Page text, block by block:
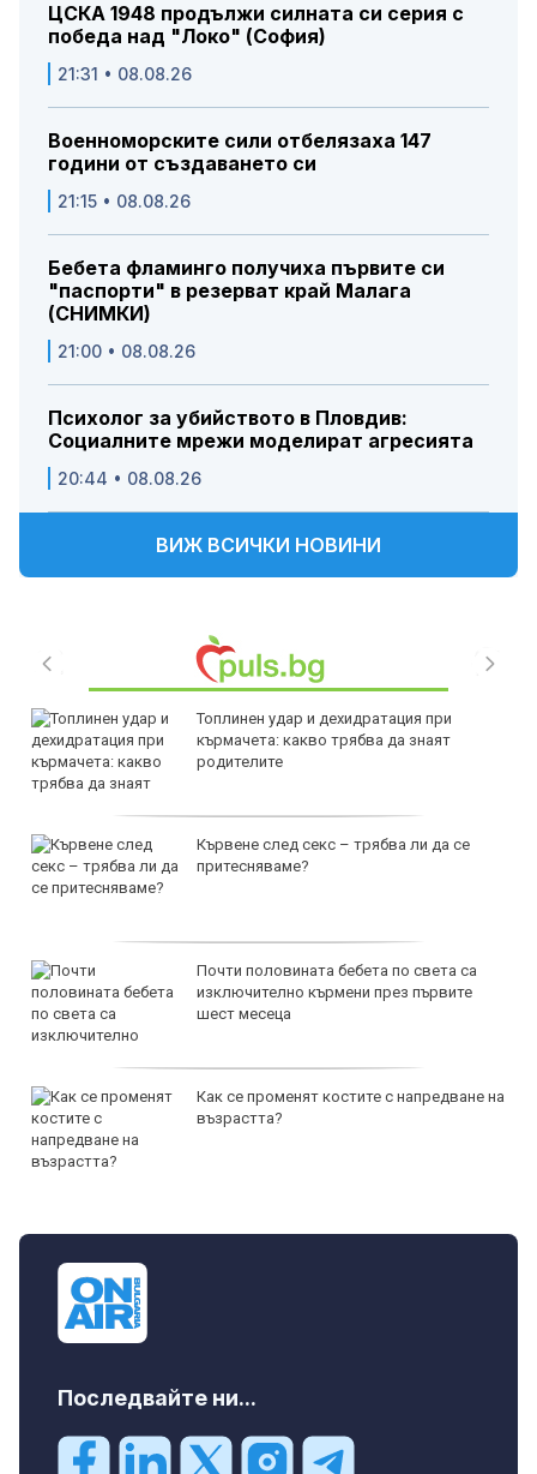
ЦСКА 1948 продължи силната си серия с
победа над "Локо" (София)
21:31 • 08.08.26
Военноморските сили отбелязаха 147
години от създаването си
21:15 • 08.08.26
Бебета фламинго получиха първите си
"паспорти" в резерват край Малага
(СНИМКИ)
21:00 • 08.08.26
Психолог за убийството в Пловдив:
Социалните мрежи моделират агресията
20:44 • 08.08.26
ВИЖ ВСИЧКИ НОВИНИ
Топлинен удар и дехидратация при
кърмачета: какво трябва да знаят
родителите
Кървене след секс – трябва ли да се
притесняваме?
Почти половината бебета по света са
изключително кърмени през първите
шест месеца
Как се променят костите с напредване на
възрастта?
Последвайте ни...